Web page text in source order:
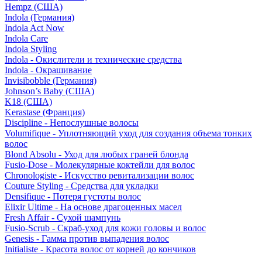
Hempz (США)
Indola (Германия)
Indola Act Now
Indola Care
Indola Styling
Indola - Окислители и технические средства
Indola - Окрашивание
Invisibobble (Германия)
Johnson’s Baby (США)
K18 (США)
Kerastase (Франция)
Discipline - Непослушные волосы
Volumifique - Уплотняющий уход для создания объема тонких
волос
Blond Absolu - Уход для любых граней блонда
Fusio-Dose - Молекулярные коктейли для волос
Chronologiste - Искусство ревитализации волос
Couture Styling - Средства для укладки
Densifique - Потеря густоты волос
Elixir Ultime - На основе драгоценных масел
Fresh Affair - Сухой шампунь
Fusio-Scrub - Скраб-уход для кожи головы и волос
Genesis - Гамма против выпадения волос
Initialiste - Красота волос от корней до кончиков